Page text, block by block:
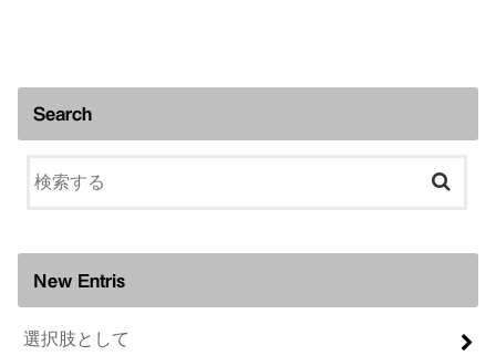
Search
New Entris
選択肢として